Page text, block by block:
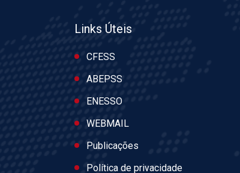
Links Úteis
CFESS
ABEPSS
ENESSO
WEBMAIL
Publicações
Política de privacidade